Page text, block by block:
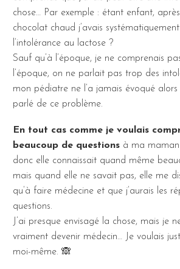
chose… Par exemple : étant enfant,
chocolat chaud j’avais
l’intolérance au lactose ?
Sauf qu’à l’époque, je ne comprenais
l’époque, on ne parlait pas trop des
mon pédiatre ne l’a jamais évoqué alors
parlé de ce problème.
En tout cas comme je voulais
beaucoup de questions à ma
donc elle connaissait quand même
mais quand elle ne savait pas, elle me
qu’à faire médecine et que j’aurais les
questions.
J’ai presque envisagé la chose, mais je
vraiment devenir médecin… Je voulais
moi-même. 🙈